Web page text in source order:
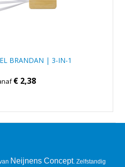
BRANDAN | 3-IN-1
€ 2,38
Neijnens Concept. Zelfstandig